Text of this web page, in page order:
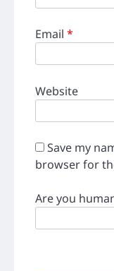
Email *
Website
Save my
browser for
Are you